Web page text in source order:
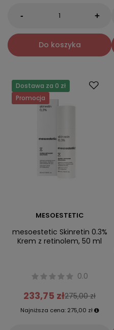
- +
Do koszyka
Dostawa za 0 zł
Promocja
MESOESTETIC
mesoestetic Skinretin 0.3%
Krem z retinolem, 50 ml
0.0
233,75 zł275,00 zł
Najniższa cena: 275,00 zł